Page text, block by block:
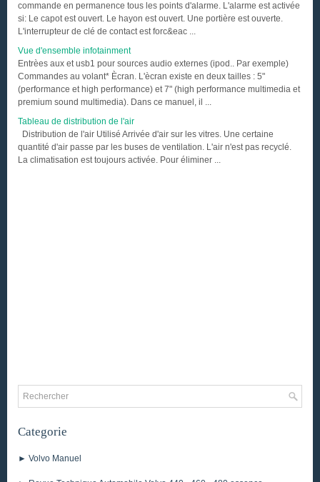
commande en permanence tous les points d'alarme. L'alarme est activée
si: Le capot est ouvert. Le hayon est ouvert. Une portière est ouverte.
L'interrupteur de clé de contact est forc&eac ...
Vue d'ensemble infotainment
Entrèes aux et usb1 pour sources audio externes (ipod.. Par exemple)
Commandes au volant* Ècran. L'ècran existe en deux tailles : 5"
(performance et high performance) et 7" (high performance multimedia et
premium sound multimedia). Dans ce manuel, il ...
Tableau de distribution de l'air
Distribution de l'air Utilisé Arrivée d'air sur les vitres. Une certaine
quantité d'air passe par les buses de ventilation. L'air n'est pas recyclé.
La climatisation est toujours activée. Pour éliminer ...
Categorie
► Volvo Manuel